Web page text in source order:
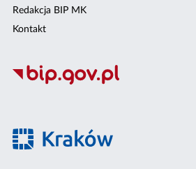
Redakcja BIP MK
Kontakt